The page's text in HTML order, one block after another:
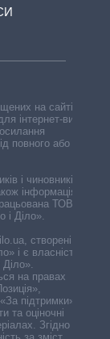
на сайті,
інтернет-видань
повного або
і чиновників,
інформація про
ТОВ «ІА
і Діло».
створені ГО
і є власністю
на правах
підтримки».
та оціночні
Згідно з